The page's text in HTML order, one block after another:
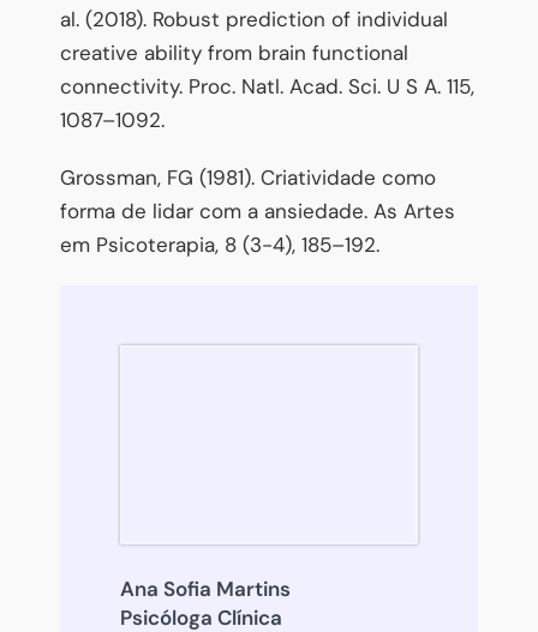
al. (2018). Robust prediction of individual
creative ability from brain functional
connectivity. Proc. Natl. Acad. Sci. U S A. 115,
1087–1092.
Grossman, FG (1981). Criatividade como
forma de lidar com a ansiedade. As Artes
em Psicoterapia, 8 (3-4), 185–192.
Ana Sofia Martins
Psicóloga Clínica